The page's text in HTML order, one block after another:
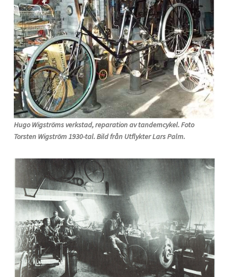
Hugo Wigströms verkstad, reparation av tandemcykel. Foto
Torsten Wigström 1930-tal. Bild från Utflykter Lars Palm.